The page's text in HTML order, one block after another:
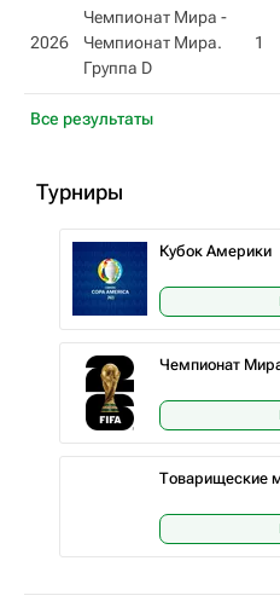
2026
Чемпионат Мира -
Чемпионат Мира.
Группа D
1
Все результаты
Турниры
Кубок Америки
Чемпионат
Товарищеские